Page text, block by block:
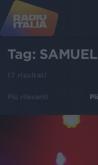
Tag:
17 risultati
Più rilevanti